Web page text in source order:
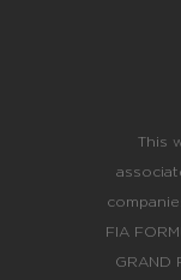
This
FIA
GRAND